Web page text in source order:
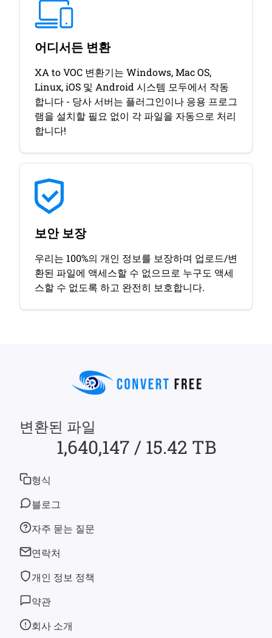
어디서든 변환
XA to VOC 변환기는 Windows, Mac OS,
Linux, iOS 및 Android 시스템 모두에서 작동
합니다 - 당사 서버는 플러그인이나 응용 프로그
램을 설치할 필요 없이 각 파일을 자동으로 처리
합니다!
보안 보장
우리는 100%의 개인 정보를 보장하며 업로드/변
환된 파일에 액세스할 수 없으므로 누구도 액세
스할 수 없도록 하고 완전히 보호합니다.
변환된 파일
1,640,147 / 15.42 TB
형식
블로그
자주 묻는 질문
연락처
개인 정보 정책
약관
회사 소개